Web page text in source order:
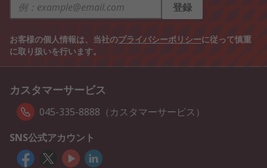
登録
お客様の個人情報は、当社のプライバシーポリシーに従って慎重
に取り扱いを行います。
カスタマーサービス
045-335-8888（カスタマーサービス）
SNS公式アカウント